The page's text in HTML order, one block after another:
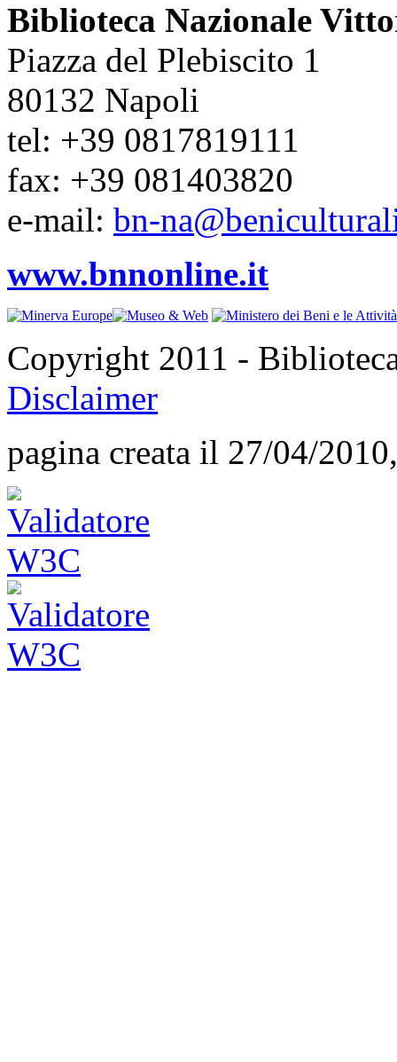
Biblioteca Nazionale
Piazza del Plebiscito 1
80132 Napoli
tel: +39 0817819111
fax: +39 081403820
e-mail: bn-
www.bnnonline.it
Copyright 2011 -
Disclaimer
pagina creata il 27/04/